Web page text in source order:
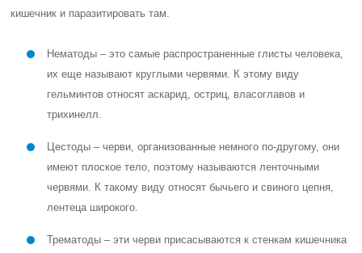
кишечник и паразитировать там.
Нематоды – это самые распространенные глисты человека,
их еще называют круглыми червями. К этому виду
гельминтов относят аскарид, остриц, власоглавов и
трихинелл.
Цестоды – черви, организованные немного по-другому, они
имеют плоское тело, поэтому называются ленточными
червями. К такому виду относят бычьего и свиного цепня,
лентеца широкого.
Трематоды – эти черви присасываются к стенкам кишечника